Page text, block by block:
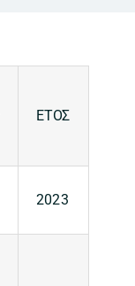
ΕΤΟΣ
2023